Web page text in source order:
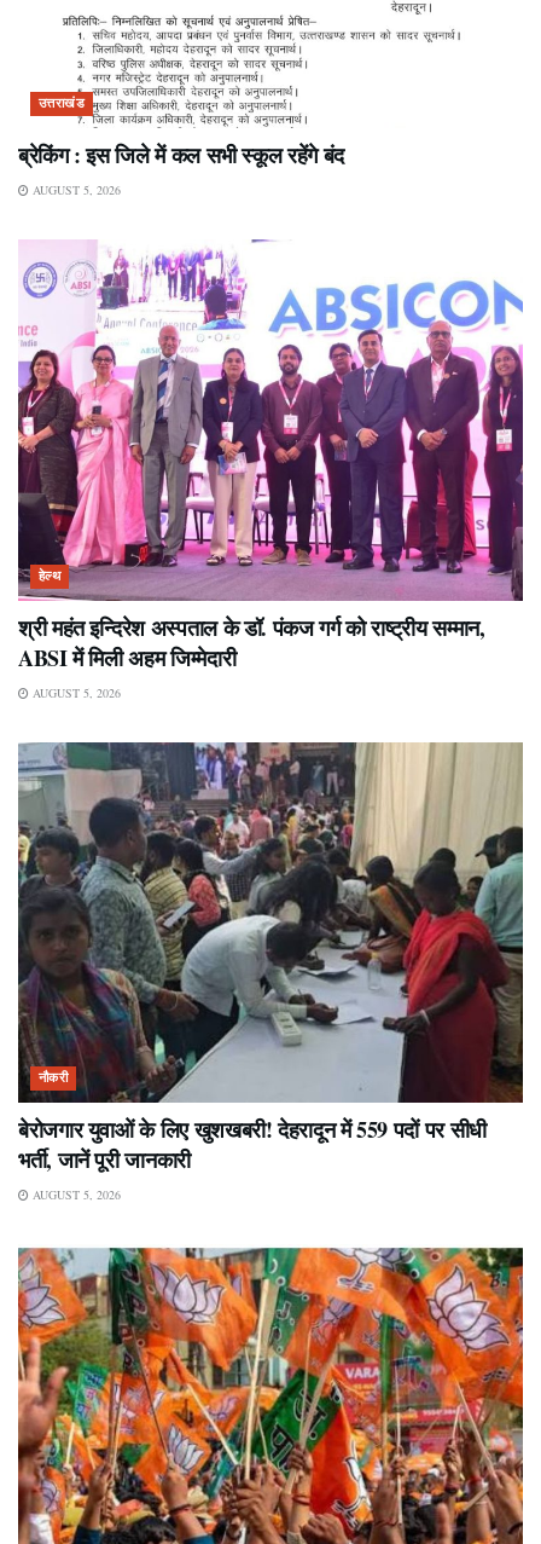
उत्तराखंड
ब्रेकिंग : इस जिले में कल सभी स्कूल रहेंगे बंद
AUGUST 5, 2026
हेल्थ
श्री महंत इन्दिरेश अस्पताल के डॉ. पंकज गर्ग को राष्ट्रीय सम्मान,
ABSI में मिली अहम जिम्मेदारी
AUGUST 5, 2026
नौकरी
बेरोजगार युवाओं के लिए खुशखबरी! देहरादून में 559 पदों पर सीधी
भर्ती, जानें पूरी जानकारी
AUGUST 5, 2026